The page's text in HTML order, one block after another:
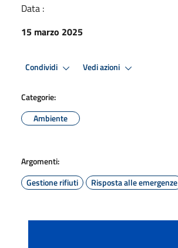
Data :
15 marzo 2025
Condividi Vedi azioni
Categorie:
Ambiente
Argomenti:
Gestione rifiuti
Risposta alle emergenze